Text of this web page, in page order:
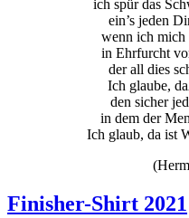
ich spür das
ein’s jeden
wenn ich mich
in Ehrfurcht
der all dies
Ich glaube,
den sicher
in dem der
Ich glaub, da ist
Finisher-Shirt 2021